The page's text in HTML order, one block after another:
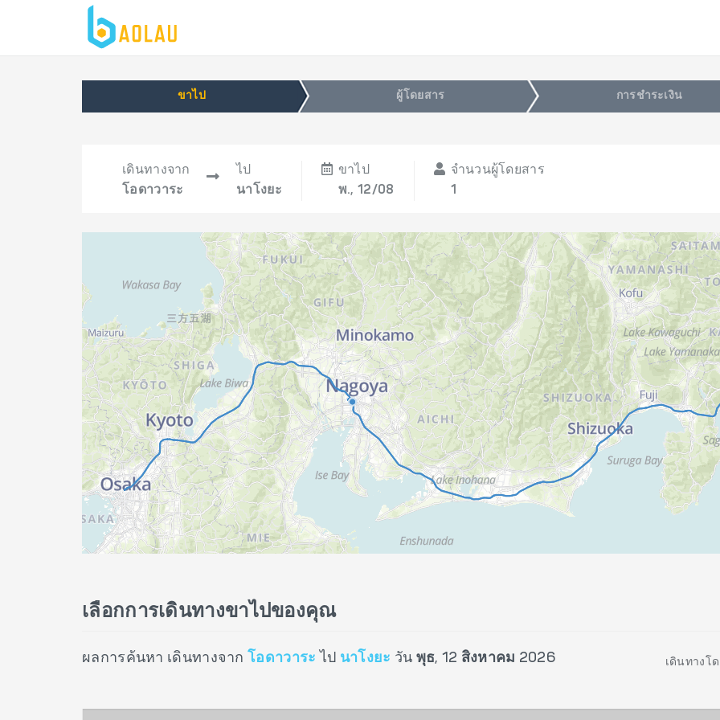
ขาไป ผู้โดยสาร การชำระเงิน
เดินทางจาก
โอดาวาระ
ไป
นาโงยะ
ขาไป
พ., 12/08
จำนวนผู้โดยสาร
1
เลือกการเดินทางขาไปของคุณ
ผลการค้นหา เดินทางจาก โอดาวาระ ไป นาโงยะ วัน พุธ, 12 สิงหาคม 2026 เดินทางโ